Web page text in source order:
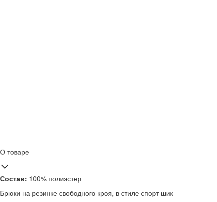
О товаре
Состав: 100% полиэстер
Брюки на резинке свободного кроя, в стиле спорт шик